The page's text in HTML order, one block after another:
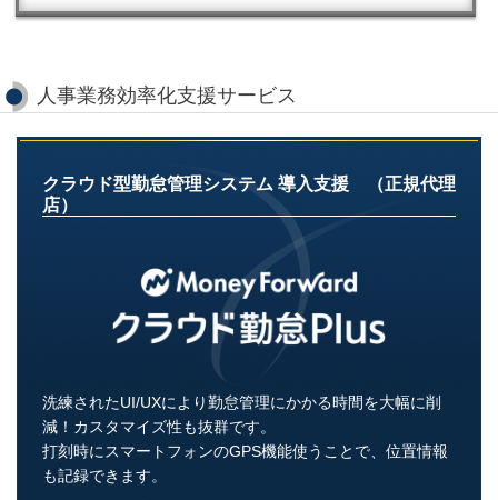
人事業務効率化支援サービス
クラウド型勤怠管理システム 導入支援 （正規代理
店）
洗練されたUI/UXにより勤怠管理にかかる時間を大幅に削
減！カスタマイズ性も抜群です。
打刻時にスマートフォンのGPS機能使うことで、位置情報
も記録できます。